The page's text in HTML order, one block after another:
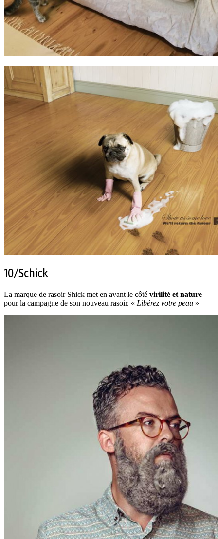
10/Schick
La marque de rasoir Shick met en avant le côté virilité et nature
pour la campagne de son nouveau rasoir. « Libérez votre peau »